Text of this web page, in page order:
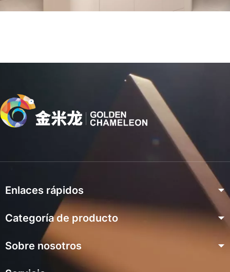
Enlaces rápidos
Hogar
Proyecto
Sobre nosotros
Categoría de producto
Serie de chapa preacabada
Serie Excimer Prelacada
Sobre nosotros